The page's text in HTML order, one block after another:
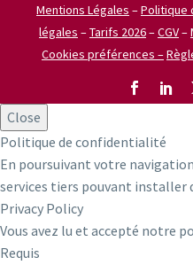
Mentions Légales –Politique
légales –Tarifs 2026–CGV–
Cookies préférences –
Close
Politique de confidentialité
En poursuivant votre
services tiers pouvant installer
Privacy Policy
Vous avez lu et accepté notre
Requis